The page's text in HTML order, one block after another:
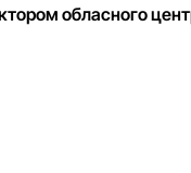
обласного